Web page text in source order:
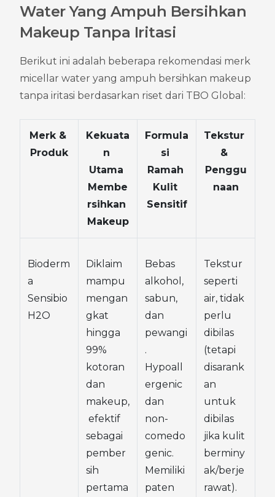
Water Yang Ampuh Bersihkan
Makeup Tanpa Iritasi
Berikut ini adalah beberapa rekomendasi merk
micellar water yang ampuh bersihkan makeup
tanpa iritasi berdasarkan riset dari TBO Global:
Merk &
Produk
Kekuata
n
Utama
Membe
rsihkan
Makeup
Formula
si
Ramah
Kulit
Sensitif
Tekstur
&
Penggu
naan
Bioderm
a
Sensibio
H2O
Diklaim
mampu
mengan
gkat
hingga
99%
kotoran
dan
makeup,
efektif
sebagai
pember
sih
pertama
Bebas
alkohol,
sabun,
dan
pewangi
.
Hypoall
ergenic
dan
non-
comedo
genic.
Memiliki
paten
Tekstur
seperti
air, tidak
perlu
dibilas
(tetapi
disarank
an
untuk
dibilas
jika kulit
berminy
ak/berje
rawat).